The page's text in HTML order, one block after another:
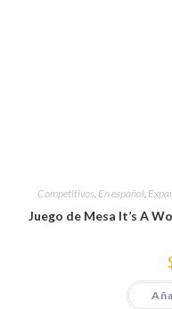
Competitivos En español,
Juego de Mesa It’s A